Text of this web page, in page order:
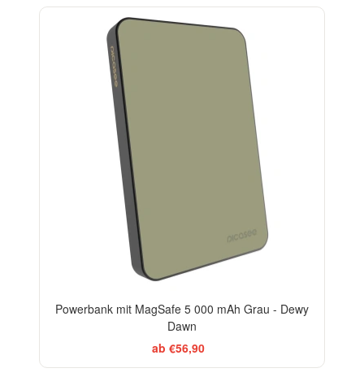
Powerbank mit MagSafe 5 000 mAh Grau - Dewy
Dawn
ab €56,90